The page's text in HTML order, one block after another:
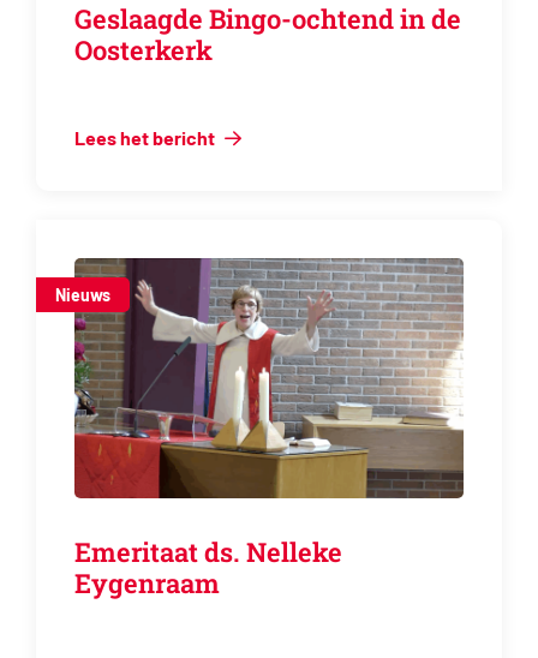
Geslaagde Bingo-ochtend in de
Oosterkerk
Lees het bericht
Nieuws
Emeritaat ds. Nelleke
Eygenraam